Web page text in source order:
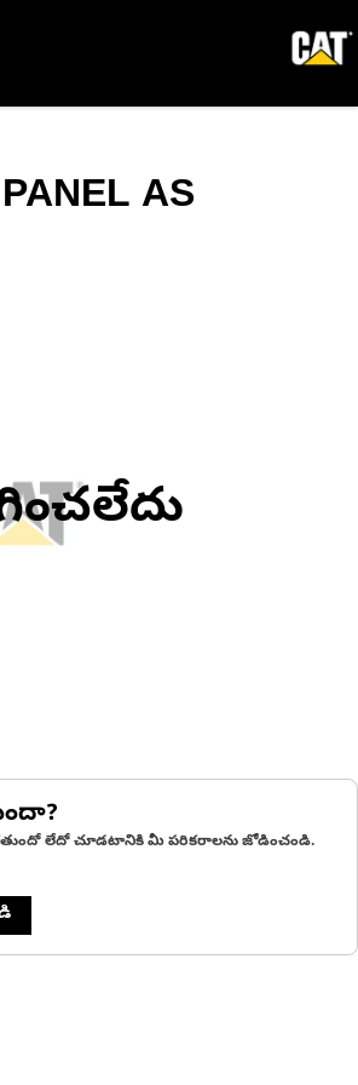
AS
లేదో చూడటానికి మీ పరికరాలను జోడించండి.